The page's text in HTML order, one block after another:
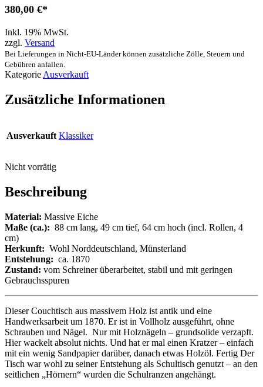
380,00 €
Inkl. 19% MwSt.
zzgl. Versand
Bei Lieferungen in Nicht-EU-Länder können zusätzliche Zölle, Steuern und
Gebühren anfallen.
Kategorie Ausverkauft
Zusätzliche Informationen
Ausverkauft Klassiker
Nicht vorrätig
Beschreibung
Material: Massive Eiche
Maße (ca.): 88 cm lang, 49 cm tief, 64 cm hoch (incl. Rollen, 4
cm)
Herkunft: Wohl Norddeutschland, Münsterland
Entstehung: ca. 1870
Zustand: vom Schreiner überarbeitet, stabil und mit geringen
Gebrauchsspuren
Dieser Couchtisch aus massivem Holz ist antik und eine
Handwerksarbeit um 1870. Er ist in Vollholz ausgeführt, ohne
Schrauben und Nägel. Nur mit Holznägeln – grundsolide verzapft.
Hier wackelt absolut nichts. Und hat er mal einen Kratzer – einfach
mit ein wenig Sandpapier darüber, danach etwas Holzöl. Fertig Der
Tisch war wohl zu seiner Entstehung als Schultisch genutzt – an den
seitlichen „Hörnern“ wurden die Schulranzen angehängt.